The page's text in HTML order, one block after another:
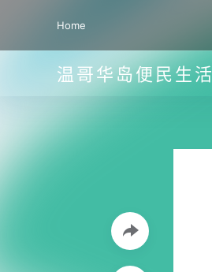
Home
温哥华岛便民生活